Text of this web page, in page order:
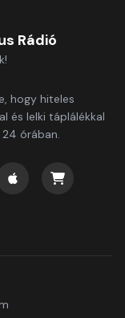
Rádió
hogy hiteles
és lelki táplálékkal
órában.